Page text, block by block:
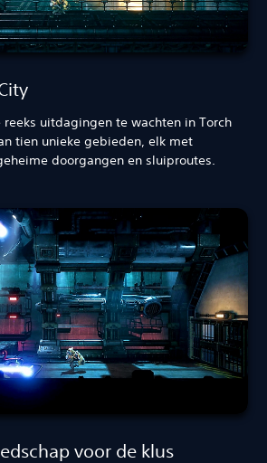
reeks uitdagingen te wachten in Torch
tien unieke gebieden, elk met
doorgangen en sluiproutes.
voor de klus